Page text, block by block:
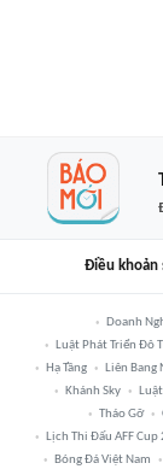
Điều khoản
Doanh
Luật Phát Triển Đô
Hạ Tầng
Liên Bang
Khánh Sky
Tháo Gỡ
Lịch Thi Đấu AFF Cup
Bóng Đá Việt Nam